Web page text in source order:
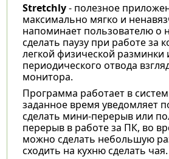
Stretchly- полезное
максимально мягко и
напоминает пользователю о
сделать паузу при работе за
легкой физической разминки
периодического отвода
монитора.
Программа работает в
заданное время уведомляет
сделать мини-перерыв или
перерыв в работе за ПК, во
можно сделать небольшую
сходить на кухню сделать чая.